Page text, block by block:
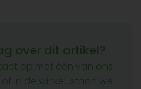
over dit artikel?
op met één van ons.
in de winkel, staan we